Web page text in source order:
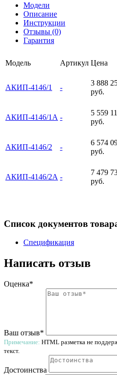
Модели
Описание
Инструкции
Отзывы (0)
Гарантия
Модель Артикул Цена
АКИП-4146/1 -
3 888
руб.
АКИП-4146/1А -
5 559
руб.
АКИП-4146/2 -
6 574
руб.
АКИП-4146/2А -
7 479
руб.
Список документов
Спецификация
Написать отзыв
Оценка*
Ваш отзыв*
Примечание: HTML разметка не
текст.
Достоинства